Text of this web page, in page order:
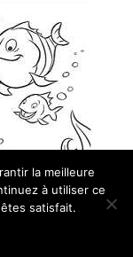
la meilleure
à utiliser ce
satisfait.